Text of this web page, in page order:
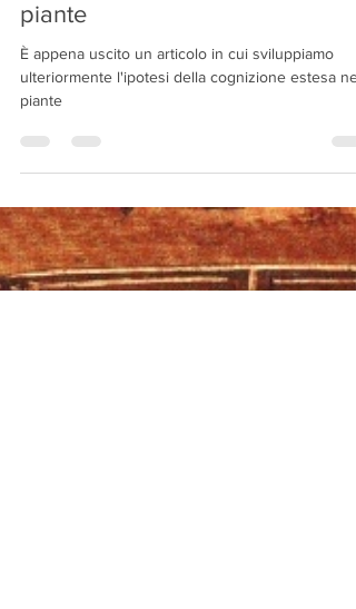
La cognizione estesa delle
piante
È appena uscito un articolo in cui sviluppiamo
piante